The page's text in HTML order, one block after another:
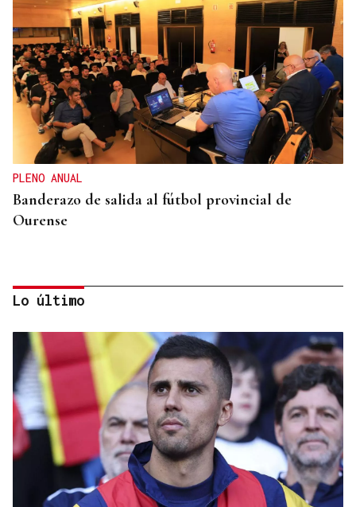
PLENO ANUAL
Banderazo de salida al fútbol provincial de
Ourense
CATEGORÍA SUB-10
Soares, del Club Xadrez Ourense, plata en el
Nacional de rápidas
Lo último